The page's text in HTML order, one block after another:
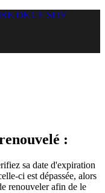
DE CE SITE
:
sa date d'expiration
ci est dépassée, alors
renouveler afin de le